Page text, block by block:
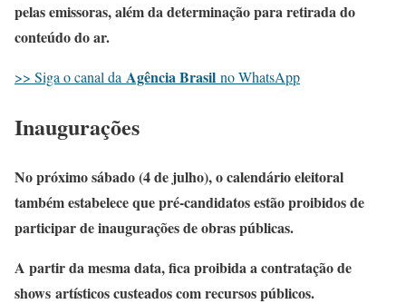
pelas emissoras, além da determinação para retirada do
conteúdo do ar.
>> Siga o canal da Agência Brasil no WhatsApp
Inaugurações
No próximo sábado (4 de julho), o calendário eleitoral
também estabelece que pré-candidatos estão proibidos de
participar de inaugurações de obras públicas.
A partir da mesma data, fica proibida a contratação de
shows artísticos custeados com recursos públicos.